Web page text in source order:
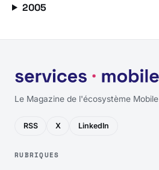
2005
Le Magazine de l'écosystème Mobile
RSS X LinkedIn
RUBRIQUES